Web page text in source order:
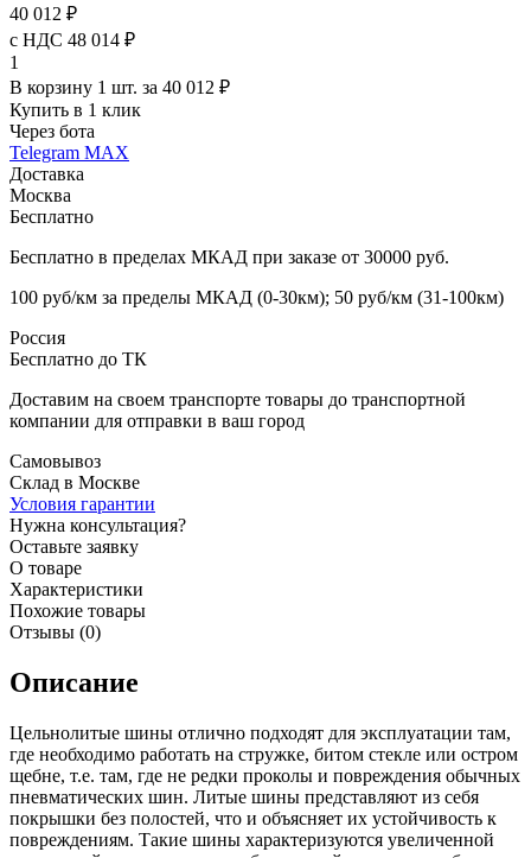
40 012 ₽
с НДС 48 014 ₽
1
В корзину 1 шт. за 40 012 ₽
Купить в 1 клик
Через бота
Telegram MAX
Доставка
Москва
Бесплатно
Бесплатно в пределах МКАД при заказе от 30000 руб.
100 руб/км за пределы МКАД (0-30км); 50 руб/км (31-100км)
Россия
Бесплатно до ТК
Доставим на своем транспорте товары до транспортной
компании для отправки в ваш город
Самовывоз
Склад в Москве
Условия гарантии
Нужна консультация?
Оставьте заявку
О товаре
Характеристики
Похожие товары
Отзывы (0)
Описание
Цельнолитые шины отлично подходят для эксплуатации там,
где необходимо работать на стружке, битом стекле или остром
щебне, т.е. там, где не редки проколы и повреждения обычных
пневматических шин. Литые шины представляют из себя
покрышки без полостей, что и объясняет их устойчивость к
повреждениям. Такие шины характеризуются увеличенной